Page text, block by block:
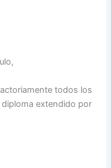
todos los
extendido por